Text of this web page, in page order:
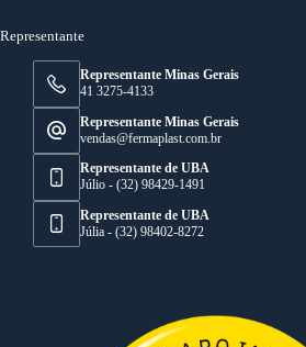
Representante
Representante Minas Gerais
41 3275-4133
Representante Minas Gerais
vendas@fermaplast.com.br
Representante de UBA
Júlio - (32) 98429-1491
Representante de UBA
Júlia - (32) 98402-8272